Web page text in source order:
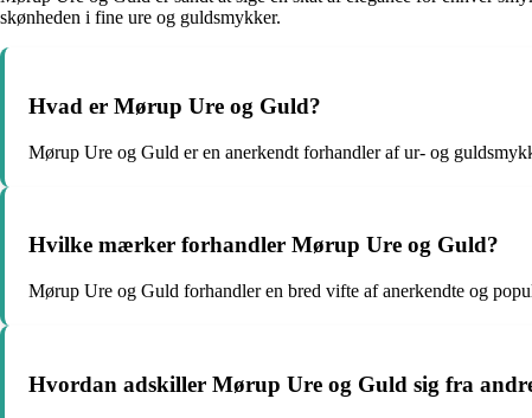
skønheden i fine ure og guldsmykker.
Hvad er Mørup Ure og Guld?
Mørup Ure og Guld er en anerkendt forhandler af ur- og
Hvilke mærker forhandler Mørup Ure og Guld?
Mørup Ure og Guld forhandler en bred vifte af anerkendte og
Hvordan adskiller Mørup Ure og Guld sig fra